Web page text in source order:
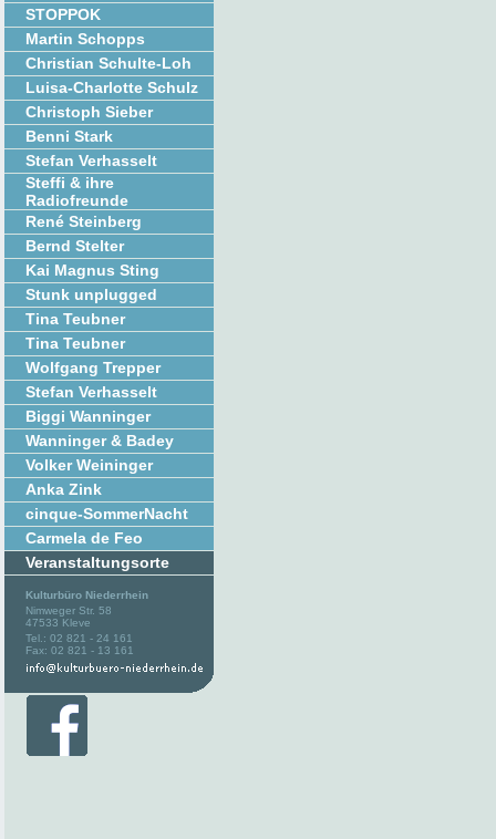
STOPPOK
Martin Schopps
Christian Schulte-Loh
Luisa-Charlotte Schulz
Christoph Sieber
Benni Stark
Stefan Verhasselt
Steffi & ihre
Radiofreunde
René Steinberg
Bernd Stelter
Kai Magnus Sting
Stunk unplugged
Tina Teubner
Tina Teubner
Wolfgang Trepper
Stefan Verhasselt
Biggi Wanninger
Wanninger & Badey
Volker Weininger
Anka Zink
cinque-SommerNacht
Carmela de Feo
Veranstaltungsorte
Kulturbüro Niederrhein
Nimweger Str. 58
47533 Kleve
Tel.: 02 821 - 24 161
Fax: 02 821 - 13 161